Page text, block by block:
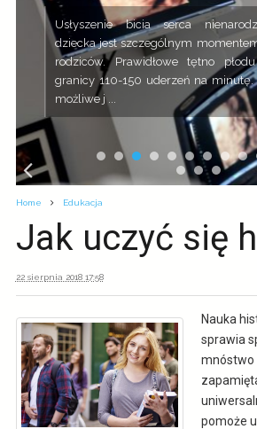
Usłyszenie bicia serca
dziecka jest szczególnym
rodziców. Prawidłowe tętno
granicy 110-150 uderzeń na minutę.
możliwe j ...
Home Edukacja
Jak uczyć się
22 sierpnia 2018 17:58
Nauka
sprawia
mnóstwo
pomoże